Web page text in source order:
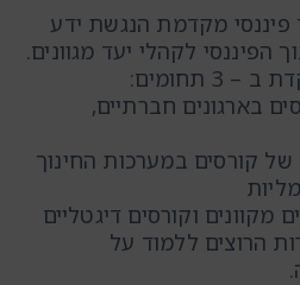
פיננסי מקדמת הנגשת ידע
הפיננסי לקהלי יעד מגוונים.
תחומים:
בארגונים חברתיים,
של קורסים במערכות החינוך
מקוונים וקורסים דיגטליים
הרוצים ללמוד על